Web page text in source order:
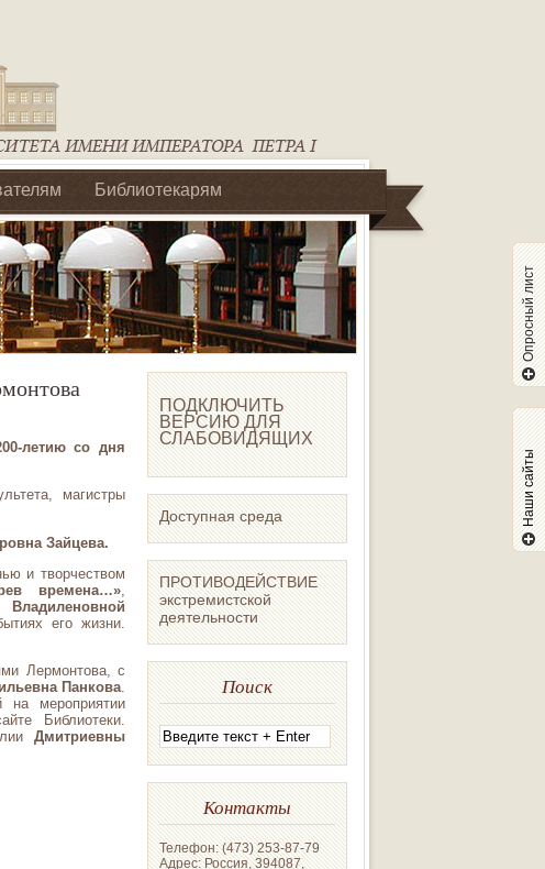
Библиотекарям
летию со дня
магистры
Зайцева.
и творчеством
времена…»
Владиленовной
его жизни.
Лермонтова, с
Панкова
на мероприятии
Библиотеки.
Дмитриевны
ПОДКЛЮЧИТЬ
ВЕРСИЮ ДЛЯ
СЛАБОВИДЯЩИХ
Доступная среда
ПРОТИВОДЕЙСТВИЕ
экстремистской
деятельности
Поиск
Контакты
Телефон: (473) 253-87-79
Адрес: Россия, 394087,
Опросный лист
Наши сайты